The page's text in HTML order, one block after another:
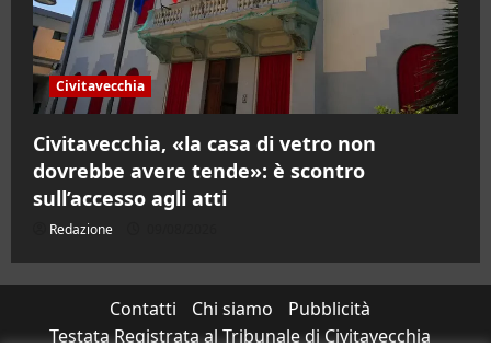
Civitavecchia
Civitavecchia, «la casa di vetro non
dovrebbe avere tende»: è scontro
sull’accesso agli atti
Redazione
Contatti Chi siamo
Pubblicità
Testata Registrata al Tribunale di Civitavecchia